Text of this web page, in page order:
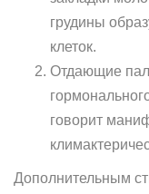
грудины
клеток.
Отдающие
говорит
Дополнительным